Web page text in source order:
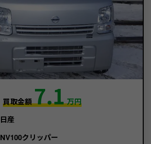
買取金額7.1万円
日産
NV100クリッパー